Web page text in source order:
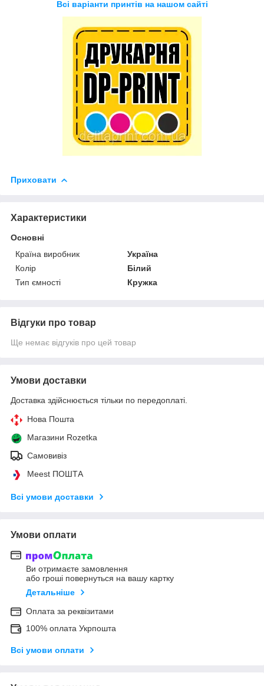
Всі варіанти принтів на нашом сайті
Приховати
Характеристики
Основні
Країна виробник
Україна
Колір
Білий
Тип ємності
Кружка
Відгуки про товар
Ще немає відгуків про цей товар
Умови доставки
Доставка здійснюється тільки по передоплаті.
Нова Пошта
Магазини Rozetka
Самовивіз
Meest ПОШТА
Всі умови доставки
Умови оплати
Ви отримаєте замовлення
або гроші повернуться на вашу картку
Детальніше
Оплата за реквізитами
100% оплата Укрпошта
Всі умови оплати